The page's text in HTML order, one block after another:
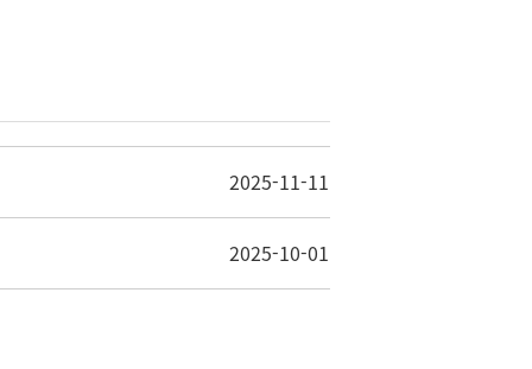
2025-11-11
2025-10-01